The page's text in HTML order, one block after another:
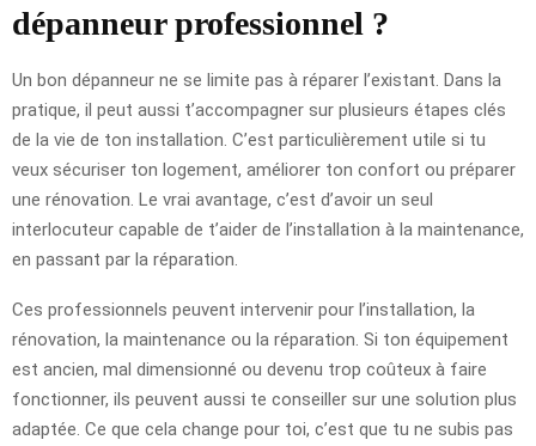
dépanneur professionnel ?
Un bon dépanneur ne se limite pas à réparer l’existant. Dans la
pratique, il peut aussi t’accompagner sur plusieurs étapes clés
de la vie de ton installation. C’est particulièrement utile si tu
veux sécuriser ton logement, améliorer ton confort ou préparer
une rénovation. Le vrai avantage, c’est d’avoir un seul
interlocuteur capable de t’aider de l’installation à la maintenance,
en passant par la réparation.
Ces professionnels peuvent intervenir pour l’installation, la
rénovation, la maintenance ou la réparation. Si ton équipement
est ancien, mal dimensionné ou devenu trop coûteux à faire
fonctionner, ils peuvent aussi te conseiller sur une solution plus
adaptée. Ce que cela change pour toi, c’est que tu ne subis pas